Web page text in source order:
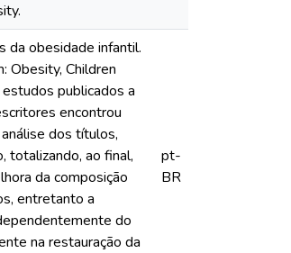
da obesidade infantil.
Obesity, Children
publicados a
encontrou
dos títulos,
totalizando, ao final,
da composição
entretanto a
do
na restauração da
pt-
BR